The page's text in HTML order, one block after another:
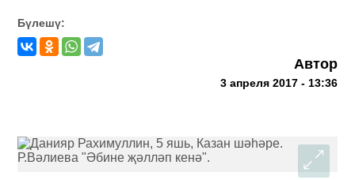
Бүлешү:
Автор
3 апреля 2017 - 13:36